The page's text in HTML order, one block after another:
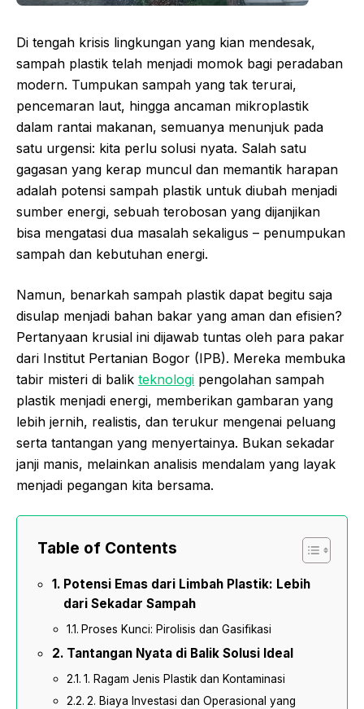
Di tengah krisis lingkungan yang kian mendesak,
sampah plastik telah menjadi momok bagi peradaban
modern. Tumpukan sampah yang tak terurai,
pencemaran laut, hingga ancaman mikroplastik
dalam rantai makanan, semuanya menunjuk pada
satu urgensi: kita perlu solusi nyata. Salah satu
gagasan yang kerap muncul dan memantik harapan
adalah potensi sampah plastik untuk diubah menjadi
sumber energi, sebuah terobosan yang dijanjikan
bisa mengatasi dua masalah sekaligus – penumpukan
sampah dan kebutuhan energi.
Namun, benarkah sampah plastik dapat begitu saja
disulap menjadi bahan bakar yang aman dan efisien?
Pertanyaan krusial ini dijawab tuntas oleh para pakar
dari Institut Pertanian Bogor (IPB). Mereka membuka
tabir misteri di balik teknologi pengolahan sampah
plastik menjadi energi, memberikan gambaran yang
lebih jernih, realistis, dan terukur mengenai peluang
serta tantangan yang menyertainya. Bukan sekadar
janji manis, melainkan analisis mendalam yang layak
menjadi pegangan kita bersama.
Table of Contents
Potensi Emas dari Limbah Plastik: Lebih
dari Sekadar Sampah
Proses Kunci: Pirolisis dan Gasifikasi
Tantangan Nyata di Balik Solusi Ideal
1. Ragam Jenis Plastik dan Kontaminasi
2. Biaya Investasi dan Operasional yang